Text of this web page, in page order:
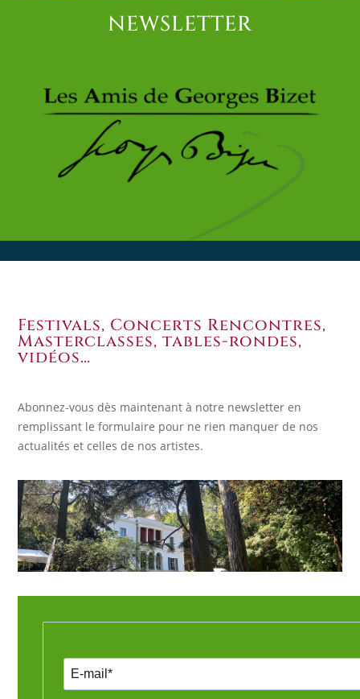
NEWSLETTER
Festivals, Concerts Rencontres,
Masterclasses, tables-rondes,
vidéos…
Abonnez-vous dès maintenant à notre newsletter en
remplissant le formulaire pour ne rien manquer de nos
actualités et celles de nos artistes.